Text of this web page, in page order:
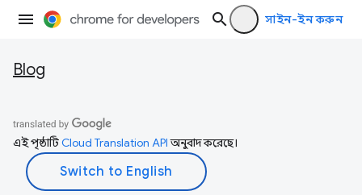
সাইন-ইন করুন
Blog
এই পৃষ্ঠাটিCloud Translation APIঅনুবাদ করেছে।